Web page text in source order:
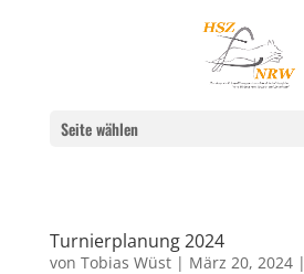
Seite wählen
Turnierplanung 2024
von Tobias Wüst| März 20, 2024|